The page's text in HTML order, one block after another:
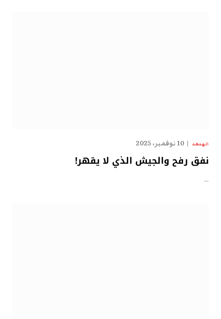
الهدهد 10 نوفمبر، 2025
نفق رفح والجيش الذي لا يقهر!
…